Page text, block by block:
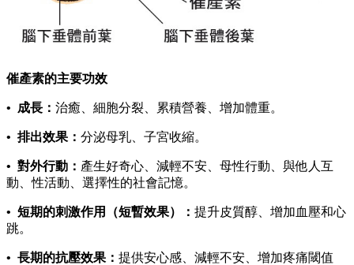
催產素的主要功效
• 成長： 治癒、細胞分裂、累積營養、增加體重。
• 排出效果： 分泌母乳、子宮收縮。
• 對外行動： 產生好奇心、減輕不安、母性行動、與他人互
動、性活動、選擇性的社會記憶。
• 短期的刺激作用（短暫效果）： 提升皮質醇、增加血壓和心
跳。
• 長期的抗壓效果： 提供安心感、減輕不安、增加疼痛閾值